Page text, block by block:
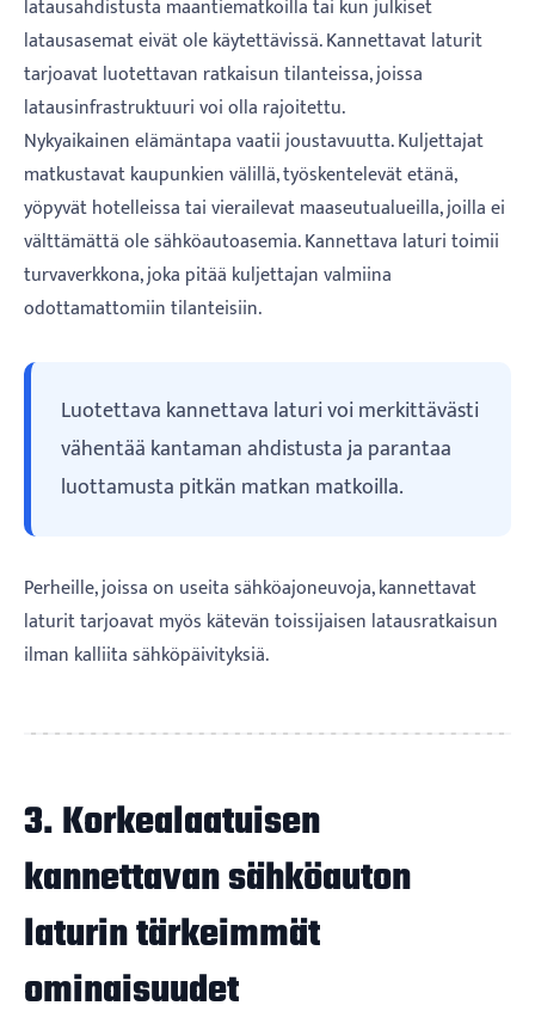
latausahdistusta maantiematkoilla tai kun julkiset
latausasemat eivät ole käytettävissä. Kannettavat laturit
tarjoavat luotettavan ratkaisun tilanteissa, joissa
latausinfrastruktuuri voi olla rajoitettu.
Nykyaikainen elämäntapa vaatii joustavuutta. Kuljettajat
matkustavat kaupunkien välillä, työskentelevät etänä,
yöpyvät hotelleissa tai vierailevat maaseutualueilla, joilla ei
välttämättä ole sähköautoasemia. Kannettava laturi toimii
turvaverkkona, joka pitää kuljettajan valmiina
odottamattomiin tilanteisiin.
Luotettava kannettava laturi voi merkittävästi
vähentää kantaman ahdistusta ja parantaa
luottamusta pitkän matkan matkoilla.
Perheille, joissa on useita sähköajoneuvoja, kannettavat
laturit tarjoavat myös kätevän toissijaisen latausratkaisun
ilman kalliita sähköpäivityksiä.
3. Korkealaatuisen
kannettavan sähköauton
laturin tärkeimmät
ominaisuudet